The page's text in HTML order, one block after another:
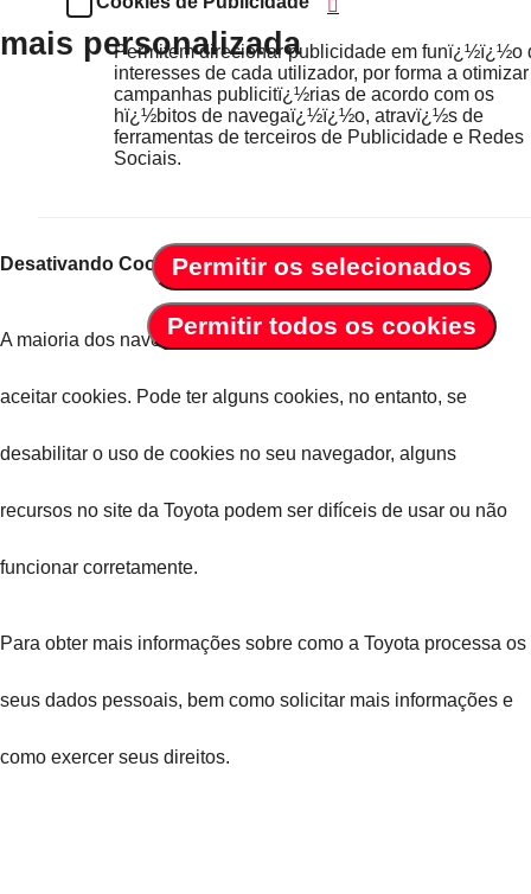
Permitem direcionar publicidade em funï¿½ï¿½o
interesses de cada utilizador, por forma a otimizar
campanhas publicitï¿½rias de acordo com os
hï¿½bitos de navegaï¿½ï¿½o, atravï¿½s de
ferramentas de terceiros de Publicidade e Redes
Sociais.
Permitir os selecionados
Permitir todos os cookies
i
e
s
mais personalizada
Desativando Cookies:
A maioria dos navegadores web estão configurados para
aceitar cookies. Pode ter alguns cookies, no entanto, se
desabilitar o uso de cookies no seu navegador, alguns
recursos no site da Toyota podem ser difíceis de usar ou não
funcionar corretamente.
Para obter mais informações sobre como a Toyota processa os
seus dados pessoais, bem como solicitar mais informações e
como exercer seus direitos.